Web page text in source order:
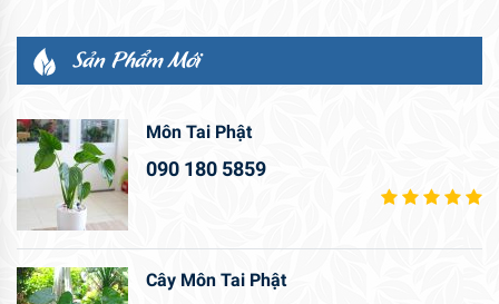
Sản Phẩm Mới
Môn Tai Phật
090 180 5859
Cây Môn Tai Phật